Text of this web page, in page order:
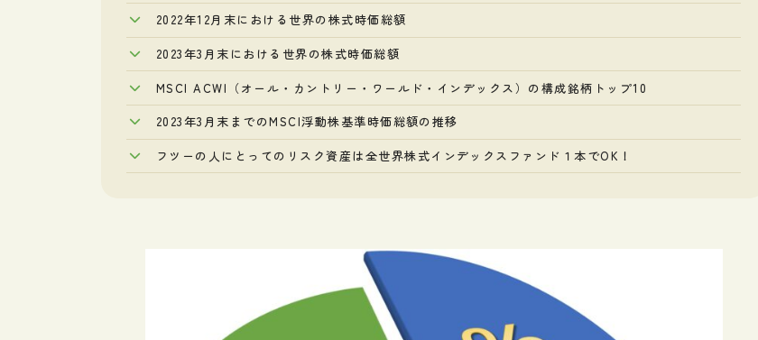
2022年12月末における世界の株式時価総額
2023年3月末における世界の株式時価総額
MSCI ACWI（オール・カントリー・ワールド・インデックス）の構成銘柄トップ10
2023年3月末までのMSCI浮動株基準時価総額の推移
フツーの人にとってのリスク資産は全世界株式インデックスファンド１本でOK！